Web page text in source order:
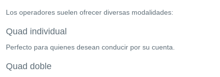
Los operadores suelen ofrecer diversas modalidades:
Quad individual
Perfecto para quienes desean conducir por su cuenta.
Quad doble